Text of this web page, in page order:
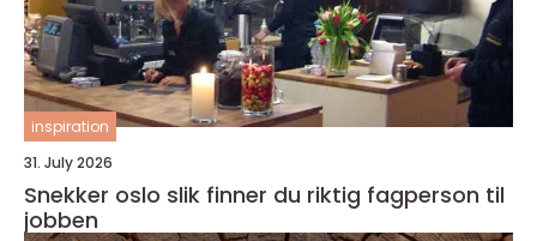
inspiration
31. July 2026
Snekker oslo slik finner du riktig fagperson til
jobben